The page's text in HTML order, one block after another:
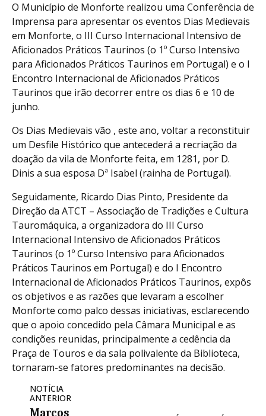
O Município de Monforte realizou uma Conferência de
Imprensa para apresentar os eventos Dias Medievais
em Monforte, o III Curso Internacional Intensivo de
Aficionados Práticos Taurinos (o 1º Curso Intensivo
para Aficionados Práticos Taurinos em Portugal) e o I
Encontro Internacional de Aficionados Práticos
Taurinos que irão decorrer entre os dias 6 e 10 de
junho.
Os Dias Medievais vão , este ano, voltar a reconstituir
um Desfile Histórico que antecederá a recriação da
doação da vila de Monforte feita, em 1281, por D.
Dinis a sua esposa Dª Isabel (rainha de Portugal).
Seguidamente, Ricardo Dias Pinto, Presidente da
Direção da ATCT – Associação de Tradições e Cultura
Tauromáquica, a organizadora do III Curso
Internacional Intensivo de Aficionados Práticos
Taurinos (o 1º Curso Intensivo para Aficionados
Práticos Taurinos em Portugal) e do I Encontro
Internacional de Aficionados Práticos Taurinos, expôs
os objetivos e as razões que levaram a escolher
Monforte como palco dessas iniciativas, esclarecendo
que o apoio concedido pela Câmara Municipal e as
condições reunidas, principalmente a cedência da
Praça de Touros e da sala polivalente da Biblioteca,
tornaram-se fatores predominantes na decisão.
NOTÍCIA
ANTERIOR
Marcos